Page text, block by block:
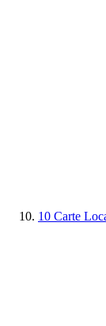
10 Carte